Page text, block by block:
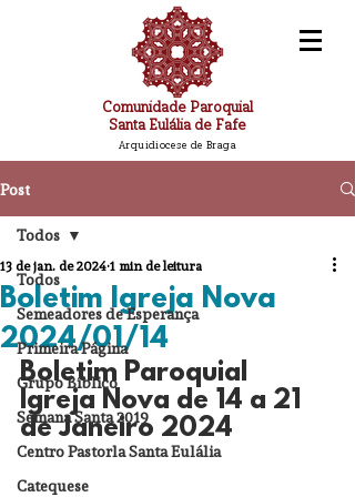
Comunidade Paroquial
Santa Eulália de Fafe
Arquidiocese de Braga
Post
Todos
Semeadores de Esperança
Primeira Página
Grupo Bíblico
Semana Santa 2019
Centro Pastorla Santa Eulália
Catequese
Todos
Boletim Igreja Nova
2024/01/14
13 de jan. de 2024 1 min de leitura
Boletim Paroquial
Igreja Nova de 14 a 21
de Janeiro 2024